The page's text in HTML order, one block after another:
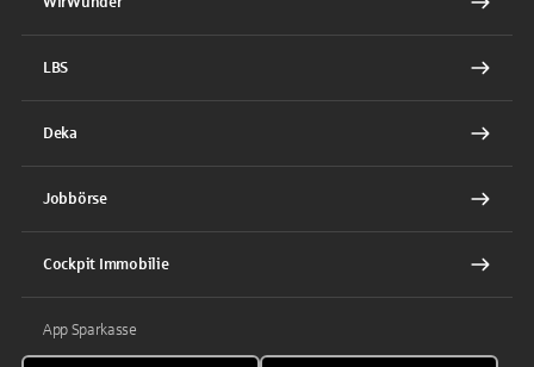
LBS
Deka
Jobbörse
Cockpit Immobilie
App Sparkasse